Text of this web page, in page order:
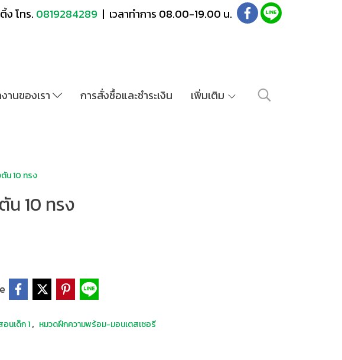
ง โทร. 0819284289 | เวลาทำการ 08.00-19.00 น.
านของเรา การสั่งซื้อและชำระเงิน เพิ่มเติม
น 10 ทรง
10 ทรง
นเด็ก 1, หมวดฝึกความพร้อม-มอนเตสเซอรี